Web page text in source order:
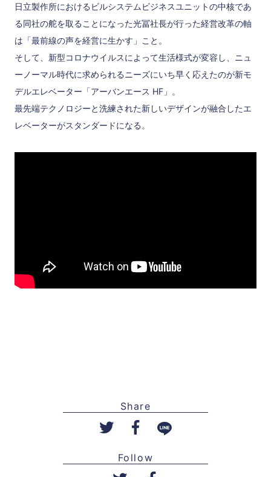
日立製作所におけるビルシステムビジネスユニットの中核であ
る同社の舵を取ることになった光冨社長が行った経営改革の軸
は「最前線の声を経営に生かす」こと。
そして、新型コロナウイルスによって生活様式が変容し、ニュ
ーノーマル時代に求められるニーズにいち早く応えたのが新モ
デルエレベーター「アーバンエース HF」。
最先端テクノロジーと洗練された新しいデザインが融合したエ
レベーターがスタンダードになる。
Share
Follow